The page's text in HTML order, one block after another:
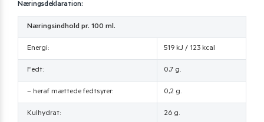
Næringsdeklaration:
Næringsindhold pr. 100 ml.
Energi: 519 kJ / 123 kcal
Fedt: 0,7 g.
– heraf mættede fedtsyrer: 0,2 g.
Kulhydrat: 26 g.